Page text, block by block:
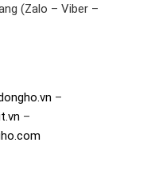
(Zalo – Viber –
–
–